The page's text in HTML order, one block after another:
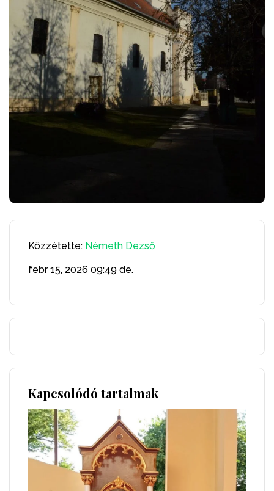
Közzétette: Németh Dezső
febr 15, 2026 09:49 de.
Kapcsolódó tartalmak